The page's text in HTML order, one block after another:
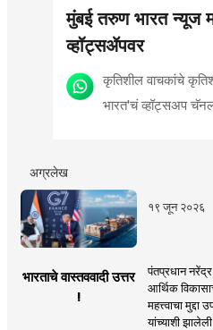
मुंबई तरुण भारत न्यूज
व्हॉट्सॲपवर
कृतिशील वाचकांचे
भारत'चं व्हॉट्सअप
अग्रलेख
१९ जून २०२६
भारताचे वास्तववादी उत्तर
!
पंतप्रधान नरेंद्र
आर्थिक
महत्त्वाचा
यांच्याशी झालेली